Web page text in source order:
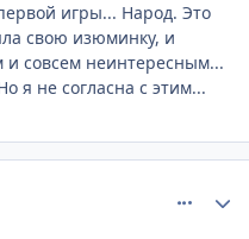
игры... Народ. Это
свою изюминку, и
совсем неинтересным...
я не согласна с этим...